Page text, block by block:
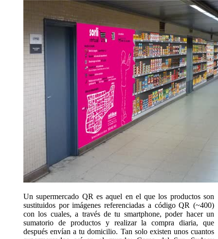
Un supermercado QR es aquel en el que los productos son
sustituidos por imágenes referenciadas a código QR (~400)
con los cuales, a través de tu smartphone, poder hacer un
sumatorio de productos y realizar la compra diaria, que
después envían a tu domicilio. Tan solo existen unos cuantos